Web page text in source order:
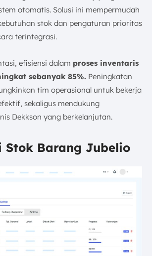
otomatis. Solusi ini mempermudah
stok dan pengaturan prioritas
terintegrasi.
efisiensi dalam proses inventaris
sebanyak 85%. Peningkatan
tim operasional untuk bekerja
sekaligus mendukung
Dekkson yang berkelanjutan.
Stok Barang Jubelio